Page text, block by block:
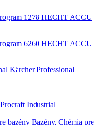
HECHT ACCU
HECHT ACCU
Kärcher Professional
Procraft Industrial
Bazény, Chémia pre